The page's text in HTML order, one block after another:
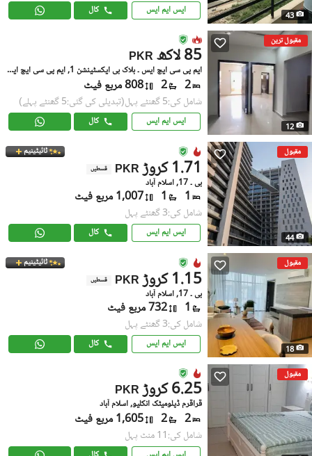
43 ایس ایم ایس کال
مقبول ترین
12
PKR 85 لاکھ
ایم پی سی ایچ ایس ۔ بلاک بی ایکسٹینشن 1, ایم پی سی ایچ ایس ۔ ملٹی گارڈنز
2
2 808 مربع فیٹ
شامل کی:5 گھنٹے پہل (تبدیلی کی گئی:5 گھنٹے پہلے)
ایس ایم ایس کال
مقبول
44
ٹائیٹینیم
PKR 1.71 کروڑ قسطیں
بی ۔ 17, اسلام آباد
1
1 1,007 مربع فیٹ
شامل کی:3 گھنٹے پہل
ایس ایم ایس کال
مقبول
18
ٹائیٹینیم
PKR 1.15 کروڑ قسطیں
بی ۔ 17, اسلام آباد
1 732 مربع فیٹ
شامل کی:3 گھنٹے پہل
ایس ایم ایس کال
مقبول
PKR 6.25 کروڑ
قراقرم ڈپلومیٹک انکلیو, اسلام آباد
2
2 1,605 مربع فیٹ
شامل کی:11 منٹ پہل